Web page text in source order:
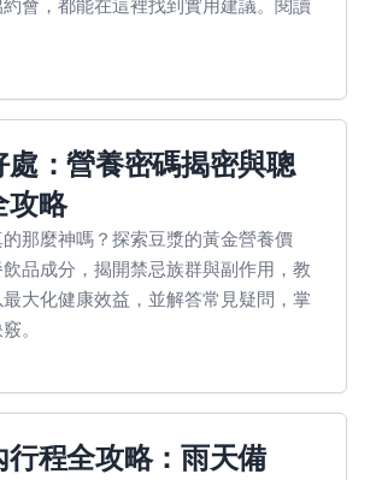
會，都能在這裡找到實用建議。閱讀
處：營養密碼揭密與聰
攻略
那麼神嗎？探索豆漿的黃金營養價
品成分，揭開禁忌族群與副作用，教
大化健康效益，並解答常見疑問，掌
。
行程全攻略：雨天備